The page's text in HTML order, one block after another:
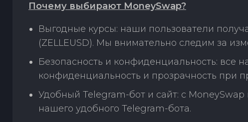
Почему выбирают MoneySwap?
Выгодные курсы: наши пользователи
(ZELLEUSD). Мы внимательно следим за
Безопасность и конфиденциальность:
конфиденциальность и прозрачность при
Удобный Telegram-бот и сайт: с
нашего удобного Telegram-бота.